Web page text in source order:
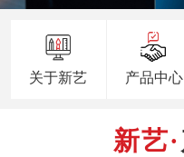
关于新艺 产品中心